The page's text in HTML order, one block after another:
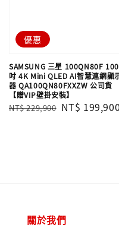
優惠
SAMSUNG 三星 100QN80F 100
吋 4K Mini QLED AI智慧連網顯
器 QA100QN80FXXZW 公司貨
【贈VIP壁掛安裝】
Regular
NT$ 229,900 Sale
NT$ 199,900
關於我們